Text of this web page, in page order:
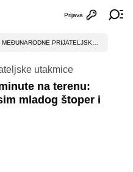
Otvori
Prijava
utakmice
na terenu:
mladog štoper i